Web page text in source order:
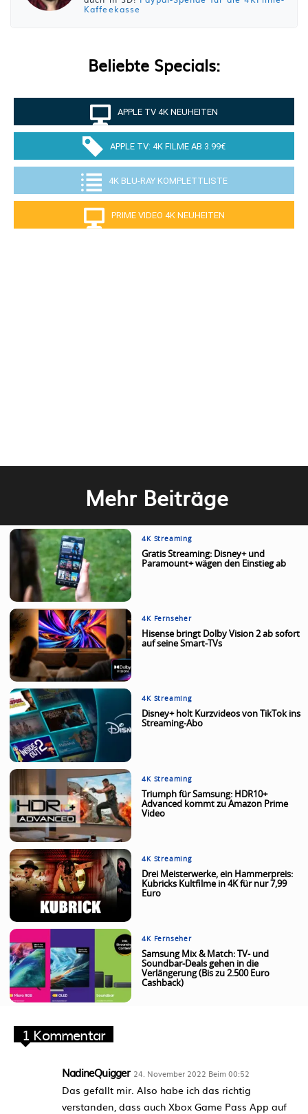
Kaffeekasse
Beliebte Specials:
APPLE TV 4K NEUHEITEN
APPLE TV: 4K FILME AB 3.99€
4K BLU-RAY KOMPLETTLISTE
PRIME VIDEO 4K NEUHEITEN
Mehr Beiträge
4K Streaming
Gratis Streaming: Disney+ und
Paramount+ wägen den Einstieg ab
4K Fernseher
Hisense bringt Dolby Vision 2 ab sofort
auf seine Smart-TVs
4K Streaming
Disney+ holt Kurzvideos von TikTok ins
Streaming-Abo
4K Streaming
Triumph für Samsung: HDR10+
Advanced kommt zu Amazon Prime
Video
4K Streaming
Drei Meisterwerke, ein Hammerpreis:
Kubricks Kultfilme in 4K für nur 7,99
Euro
4K Fernseher
Samsung Mix & Match: TV- und
Soundbar-Deals gehen in die
Verlängerung (Bis zu 2.500 Euro
Cashback)
1 Kommentar
NadineQuigger 24. November 2022 Beim 00:52
Das gefällt mir. Also habe ich das richtig
verstanden, dass auch Xbox Game Pass App auf